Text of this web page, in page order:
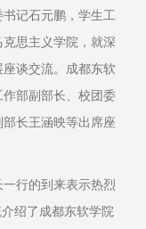
记石元鹏，学生工
思主义学院，就深
谈交流。成都东软
部副部长、校团委
长王涵映等出席座
行的到来表示热烈
绍了成都东软学院